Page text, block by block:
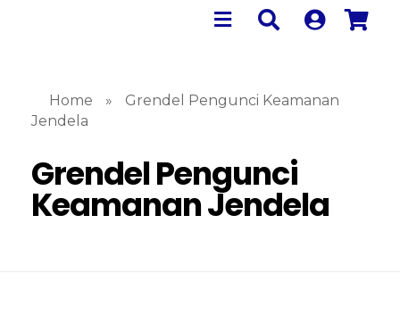
Home »
Grendel Pengunci Keamanan
Jendela
Grendel Pengunci
Keamanan Jendela